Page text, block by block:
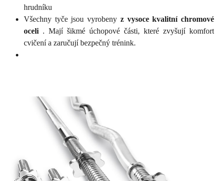
hrudníku
Všechny tyče jsou vyrobeny z vysoce kvalitní chromové
oceli . Mají šikmé úchopové části, které zvyšují komfort
cvičení a zaručují bezpečný trénink.